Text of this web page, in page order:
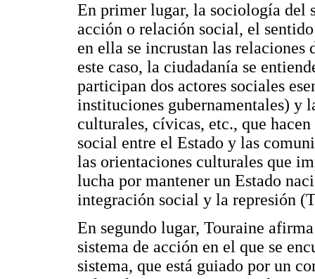
En primer lugar, la sociología del
acción o relación social, el
en ella se incrustan las
este caso, la ciudadanía se
participan dos actores sociales
instituciones gubernamentales) y
culturales, cívicas, etc., que
social entre el Estado y las
las orientaciones culturales que
lucha por mantener un Estado
integración social y la represión
En segundo lugar, Touraine
sistema de acción en el que se
sistema, que está guiado por un